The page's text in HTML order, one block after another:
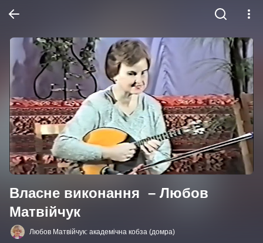
Власне виконання  – Любов
Матвійчук
Любов Матвійчук: академічна кобза (домра)